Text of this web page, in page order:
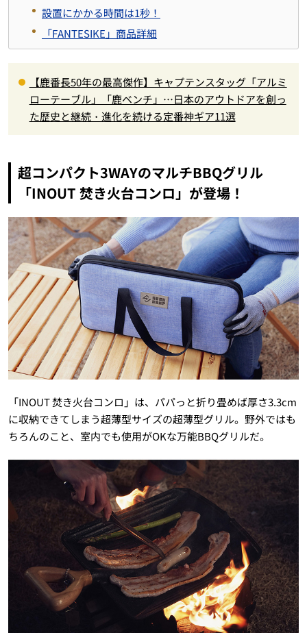
設置にかかる時間は1秒！
「FANTESIKE 」商品詳細
【鹿番長50年の最高傑作】キャプテンスタッグ「アルミ
ローテーブル」「鹿ベンチ」…日本のアウトドアを創っ
た歴史と継続・進化を続ける定番神ギア11選
超コンパクト3WAYのマルチBBQグリル
「INOUT 焚き火台コンロ」が登場！
「INOUT 焚き火台コンロ」は、パパっと折り畳めば厚さ3.3cm
に収納できてしまう超薄型サイズの超薄型グリル。野外ではも
ちろんのこと、室内でも使用がOKな万能BBQグリルだ。